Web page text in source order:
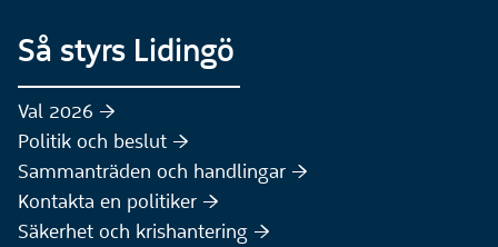
Så styrs Lidingö
Val 2026 :höger:
Politik och beslut :höger:
Sammanträden och handlingar :höger:
Kontakta en politiker :höger:
Säkerhet och krishantering :höger: